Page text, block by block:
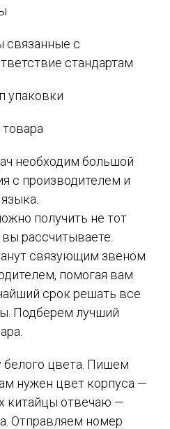
связанные с
стандартам
упаковки
необходим большой
с производителем и
получить не тот
рассчитываете.
связующим звеном
помогая вам
срок решать все
Подберем лучший
белого цвета. Пишем
нужен цвет корпуса —
китайцы отвечаю —
Отправляем номер